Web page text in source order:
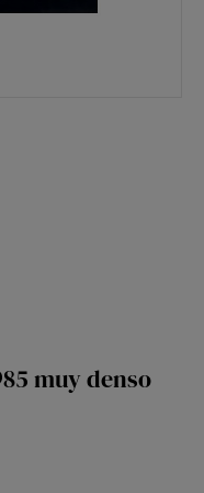
muy denso